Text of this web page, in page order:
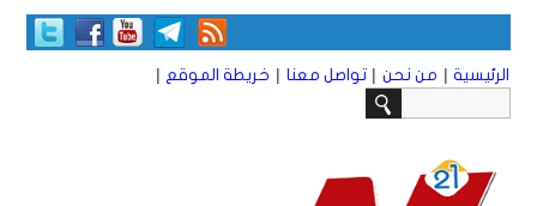
الرئيسية | من نحن | تواصل معنا | خريطة الموقع |